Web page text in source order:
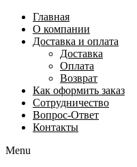
Перейти
содержимому
Главная
О компании
Доставка и оплата
Доставка
Оплата
Возврат
Как оформить заказ
Сотрудничество
Вопрос-Ответ
Контакты
Menu